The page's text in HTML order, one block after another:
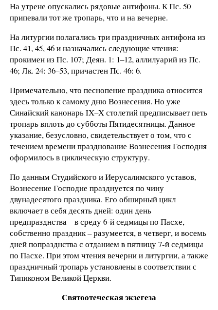
На утрене опускались рядовые антифоны. К Пс. 50
припевали тот же тропарь, что и на вечерне.
На литургии полагались три праздничных антифона из
Пс. 41, 45, 46 и назначались следующие чтения:
прокимен из Пс. 107; Деян. 1: 1–12, аллилуарий из Пс.
46; Лк. 24: 36–53, причастен Пс. 46: 6.
Примечательно, что песнопение праздника относится
здесь только к самому дню Вознесения. Но уже
Синайский канонарь IX–X столетий предписывает петь
тропарь вплоть до субботы Пятидесятницы. Данное
указание, безусловно, свидетельствует о том, что с
течением времени празднование Вознесения Господня
оформилось в циклическую структуру.
По данным Студийского и Иерусалимского уставов,
Вознесение Господне празднуется по чину
двунадесятого праздника. Его обширный цикл
включает в себя десять дней: один день
предпразднства – в среду 6-й седмицы по Пасхе,
собственно праздник – разумеется, в четверг, и восемь
дней попразднства с отданием в пятницу 7-й седмицы
по Пасхе. При этом чтения вечерни и литургии, а также
праздничный тропарь установлены в соответствии с
Типиконом Великой Церкви.
Святоотеческая экзегеза